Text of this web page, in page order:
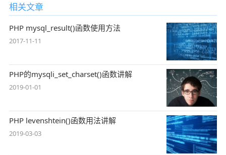
相关文章
PHP mysql_result()函数使用方法
2017-11-11
PHP的mysqli_set_charset()函数讲解
2019-01-01
PHP levenshtein()函数用法讲解
2019-03-03